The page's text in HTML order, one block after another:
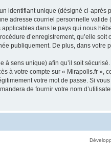
identifiant unique (désigné ci-
adresse courriel personnelle
dans le pays qui nous
d’enregistrement, qu’elle
publiquement. De plus, dans
à sens unique) afin qu’il soit
à votre compte sur « Mirapolis.fr
votre mot de passe. Si
de fournir votre nom